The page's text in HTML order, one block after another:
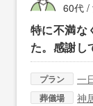
60代 /
特に不満な
た。感謝し
プラン 一
葬儀場 神